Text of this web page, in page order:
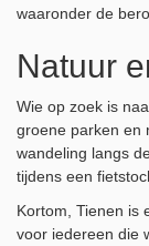
waaronder de
Natuur
Wie op zoek is
groene parken en
wandeling langs
tijdens een
Kortom, Tienen is
voor iedereen die